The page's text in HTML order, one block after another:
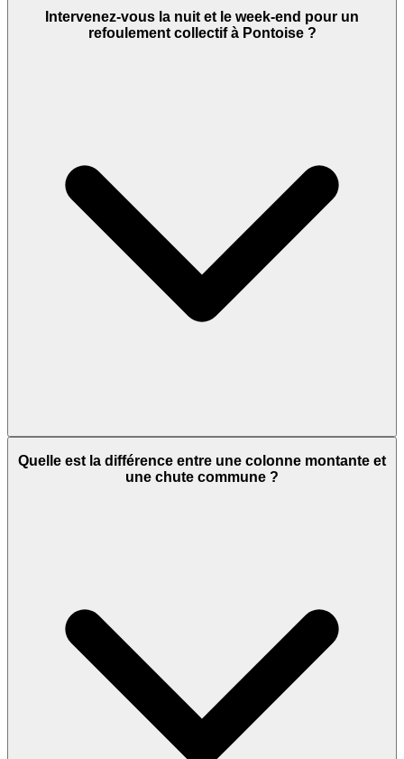
Intervenez-vous la nuit et le week-end pour un
refoulement collectif à Pontoise ?
Quelle est la différence entre une colonne montante et
une chute commune ?